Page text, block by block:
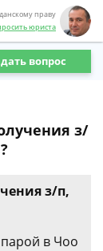
праву
юриста
вопрос
з/
з/п,
парой в Чоо